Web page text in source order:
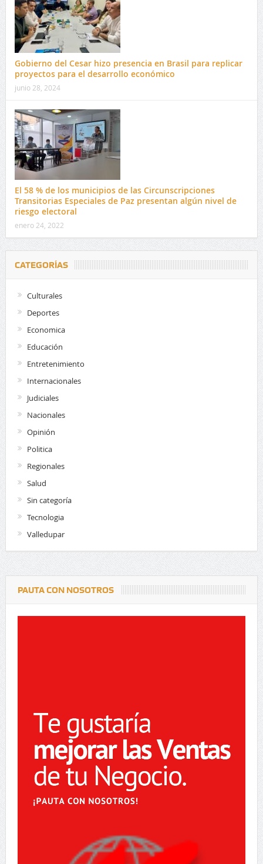
Gobierno del Cesar hizo presencia en Brasil para replicar
proyectos para el desarrollo económico
junio 28, 2024
El 58 % de los municipios de las Circunscripciones
Transitorias Especiales de Paz presentan algún nivel de
riesgo electoral
enero 24, 2022
CATEGORÍAS
Culturales
Deportes
Economica
Educación
Entretenimiento
Internacionales
Judiciales
Nacionales
Opinión
Politica
Regionales
Salud
Sin categoría
Tecnologia
Valledupar
PAUTA CON NOSOTROS